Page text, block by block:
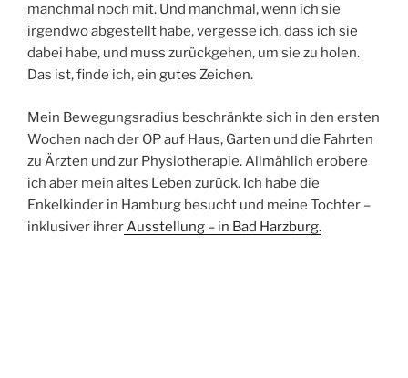
manchmal noch mit. Und manchmal, wenn ich sie
irgendwo abgestellt habe, vergesse ich, dass ich sie
dabei habe, und muss zurückgehen, um sie zu holen.
Das ist, finde ich, ein gutes Zeichen.
Mein Bewegungsradius beschränkte sich in den ersten
Wochen nach der OP auf Haus, Garten und die Fahrten
zu Ärzten und zur Physiotherapie. Allmählich erobere
ich aber mein altes Leben zurück. Ich habe die
Enkelkinder in Hamburg besucht und meine Tochter –
inklusiver ihrerAusstellung – in Bad Harzburg.